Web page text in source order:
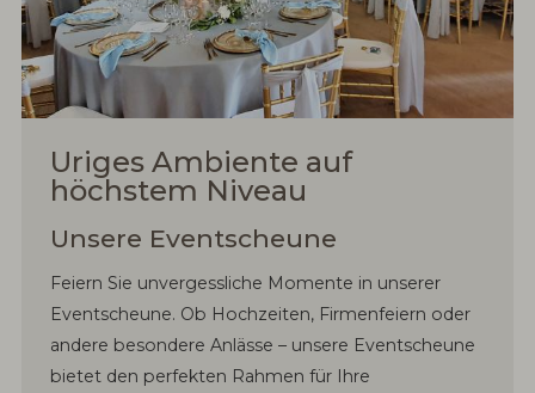
Uriges Ambiente auf
höchstem Niveau
Unsere Eventscheune
Feiern Sie unvergessliche Momente in unserer
Eventscheune. Ob Hochzeiten, Firmenfeiern oder
andere besondere Anlässe – unsere Eventscheune
bietet den perfekten Rahmen für Ihre